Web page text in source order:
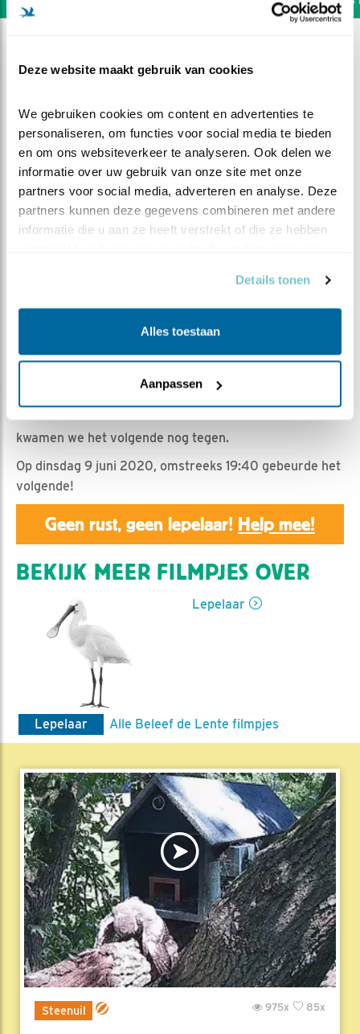
Deze website maakt gebruik van cookies
We gebruiken cookies om content en advertenties te
personaliseren, om functies voor social media te bieden
en om ons websiteverkeer te analyseren. Ook delen we
informatie over uw gebruik van onze site met onze
partners voor social media, adverteren en analyse. Deze
partners kunnen deze gegevens combineren met andere
informatie die u aan ze heeft verstrekt of die ze hebben
Details tonen
Alles toestaan
Aanpassen
Romke Visser | Geplaatst op 11 juni 2020, 18:18 |
Vind
Bewaar dit filmpje|
993x
Bij een steekproef controle van de beelden,
kwamen we het volgende nog tegen.
Op dinsdag 9 juni 2020, omstreeks 19:40 gebeurde het
volgende!
Geen rust, geen lepelaar! Help mee!
BEKIJK MEER FILMPJES OVER
Lepelaar
Lepelaar Alle Beleef de Lente filmpjes
Steenuil 85x
975x